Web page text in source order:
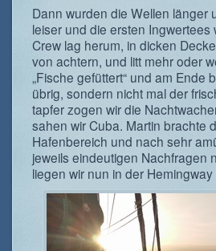
Dann wurden die Wellen länger
leiser und die ersten
Crew lag herum, in dicken
von achtern, und litt mehr oder
„Fische gefüttert“ und am Ende
übrig, sondern nicht mal der
tapfer zogen wir die
sahen wir Cuba. Martin brachte
Hafenbereich und nach sehr
jeweils eindeutigen Nachfragen
liegen wir nun in der Hemingway